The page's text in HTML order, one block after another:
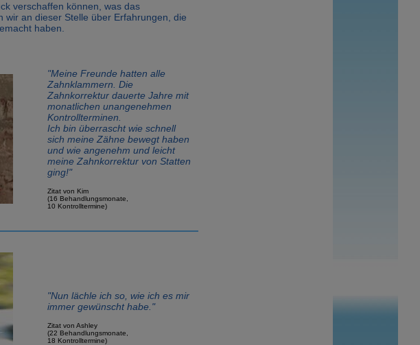
verschaffen können, was das
wir an dieser Stelle über Erfahrungen, die
haben.
"Meine Freunde hatten alle
Zahnklammern. Die
Zahnkorrektur dauerte Jahre mit
monatlichen unangenehmen
Kontrollterminen.
Ich bin überrascht wie schnell
sich meine Zähne bewegt haben
und wie angenehm und leicht
meine Zahnkorrektur von Statten
ging!"
Zitat von Kim
(16 Behandlungsmonate,
10 Kontrolltermine)
"Nun lächle ich so, wie ich es mir
immer gewünscht habe."
Zitat von Ashley
(22 Behandlungsmonate,
18 Kontrolltermine)